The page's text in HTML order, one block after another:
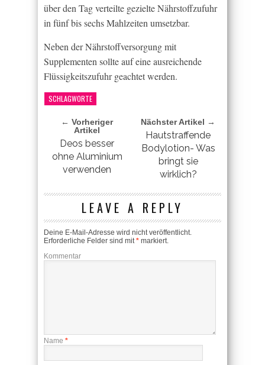
über den Tag verteilte gezielte Nährstoffzufuhr
in fünf bis sechs Mahlzeiten umsetzbar.
Neben der Nährstoffversorgung mit
Supplementen sollte auf eine ausreichende
Flüssigkeitszufuhr geachtet werden.
SCHLAGWORTE
← Vorheriger
Artikel
Deos besser
ohne Aluminium
verwenden
Nächster Artikel →
Hautstraffende
Bodylotion- Was
bringt sie
wirklich?
LEAVE A REPLY
Deine E-Mail-Adresse wird nicht veröffentlicht.
Erforderliche Felder sind mit* markiert.
Kommentar
Name *